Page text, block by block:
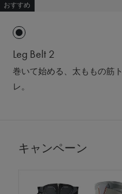
おすすめ
Leg Belt 2
巻いて始める、太ももの筋ト
レ。
キャンペーン